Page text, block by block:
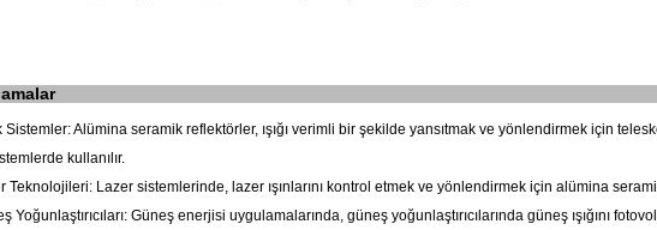
Sistemler: Alümina seramik reflektörler, ışığı verimli bir şekilde yansıtmak ve yönlendirmek için
kullanılır.
Teknolojileri: Lazer sistemlerinde, lazer ışınlarını kontrol etmek ve yönlendirmek için alümina seramik
Yoğunlaştırıcıları: Güneş enerjisi uygulamalarında, güneş yoğunlaştırıcılarında güneş ışığını